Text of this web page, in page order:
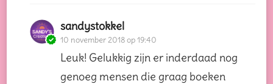
sandystokkel
10 november 2018 op 19:40
Leuk! Gelukkig zijn er inderdaad nog
genoeg mensen die graag boeken